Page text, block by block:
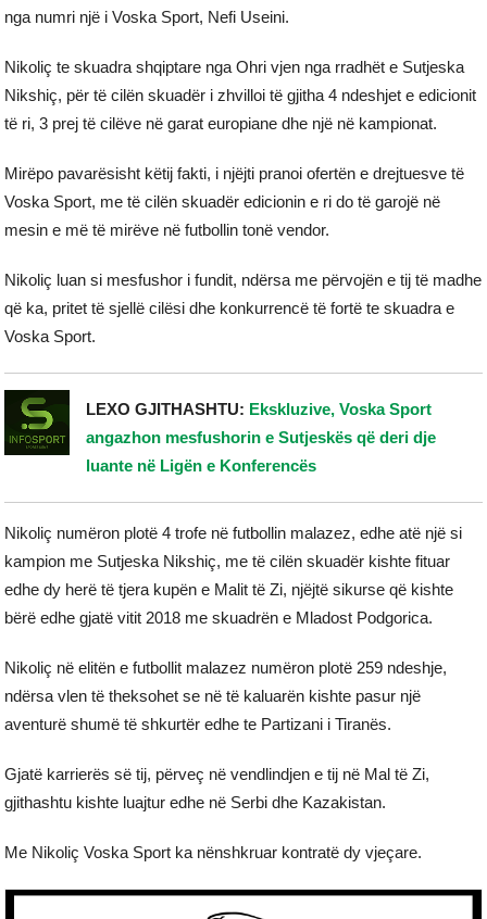
nga numri një i Voska Sport, Nefi Useini.
Nikoliç te skuadra shqiptare nga Ohri vjen nga rradhët e Sutjeska
Nikshiç, për të cilën skuadër i zhvilloi të gjitha 4 ndeshjet e edicionit
të ri, 3 prej të cilëve në garat europiane dhe një në kampionat.
Mirëpo pavarësisht këtij fakti, i njëjti pranoi ofertën e drejtuesve të
Voska Sport, me të cilën skuadër edicionin e ri do të garojë në
mesin e më të mirëve në futbollin tonë vendor.
Nikoliç luan si mesfushor i fundit, ndërsa me përvojën e tij të madhe
që ka, pritet të sjellë cilësi dhe konkurrencë të fortë te skuadra e
Voska Sport.
LEXO GJITHASHTU: Ekskluzive, Voska Sport
angazhon mesfushorin e Sutjeskës që deri dje
luante në Ligën e Konferencës
Nikoliç numëron plotë 4 trofe në futbollin malazez, edhe atë një si
kampion me Sutjeska Nikshiç, me të cilën skuadër kishte fituar
edhe dy herë të tjera kupën e Malit të Zi, njëjtë sikurse që kishte
bërë edhe gjatë vitit 2018 me skuadrën e Mladost Podgorica.
Nikoliç në elitën e futbollit malazez numëron plotë 259 ndeshje,
ndërsa vlen të theksohet se në të kaluarën kishte pasur një
aventurë shumë të shkurtër edhe te Partizani i Tiranës.
Gjatë karrierës së tij, përveç në vendlindjen e tij në Mal të Zi,
gjithashtu kishte luajtur edhe në Serbi dhe Kazakistan.
Me Nikoliç Voska Sport ka nënshkruar kontratë dy vjeçare.